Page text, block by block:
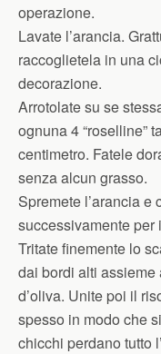
operazione.
Lavate l’arancia.
raccoglietela in una
decorazione.
Arrotolate su se
ognuna 4 “roselline”
centimetro. Fatele
senza alcun grasso.
Spremete l’arancia
successivamente per
Tritate finemente lo
dai bordi alti assieme
d’oliva. Unite poi il
spesso in modo che
chicchi perdano tutto